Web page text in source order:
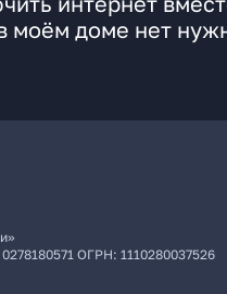
моём доме нет
0278180571 ОГРН: 1110280037526